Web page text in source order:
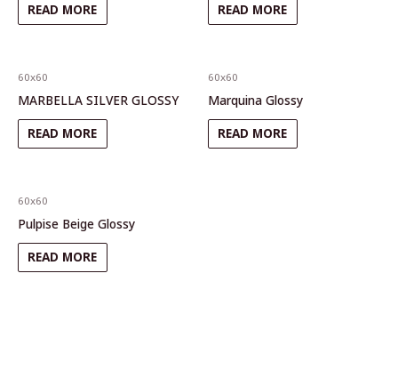
READ MORE
READ MORE
60x60
MARBELLA SILVER GLOSSY
READ MORE
60x60
Marquina Glossy
READ MORE
60x60
Pulpise Beige Glossy
READ MORE